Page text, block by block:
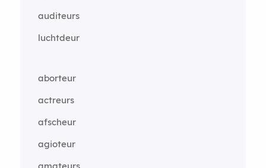
auditeurs
luchtdeur
aborteur
actreurs
afscheur
agioteur